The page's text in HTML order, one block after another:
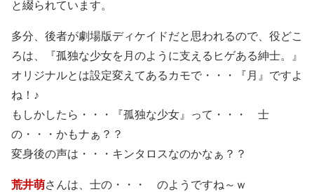
と綴られています。
多分、後者が劇場版ディケイドだと思われるので、役どこ
ろは、『孤独な少女を月のように支えるヒゲある紳士。』
オリジナルとは設定変えてあるカモで・・・『月』ですよ
ね！♪
もしかしたら・・・『孤独な少女』って・・・ 士
の・・・かもナぁ？？
変身後の声は・・・キンタロスなのかなぁ？？
荒井萌さんは、士の・・・ のようですね～ｗ